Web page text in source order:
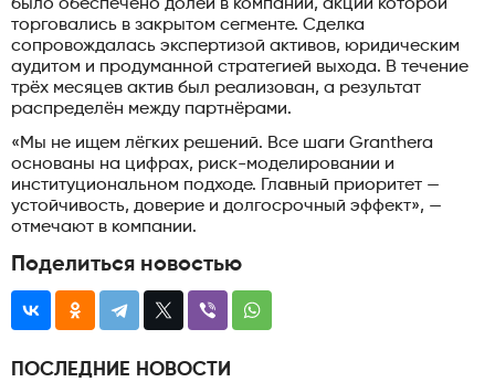
было обеспечено долей в компании, акции которой
торговались в закрытом сегменте. Сделка
сопровождалась экспертизой активов, юридическим
аудитом и продуманной стратегией выхода. В течение
трёх месяцев актив был реализован, а результат
распределён между партнёрами.
«Мы не ищем лёгких решений. Все шаги Granthera
основаны на цифрах, риск-моделировании и
институциональном подходе. Главный приоритет —
устойчивость, доверие и долгосрочный эффект», —
отмечают в компании.
Поделиться новостью
ПОСЛЕДНИЕ НОВОСТИ